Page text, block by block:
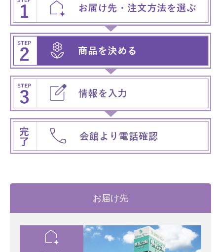
お届け先
location_automation